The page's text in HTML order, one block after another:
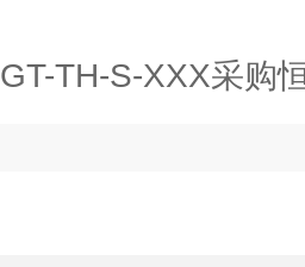
GT-TH-S-XXX采购